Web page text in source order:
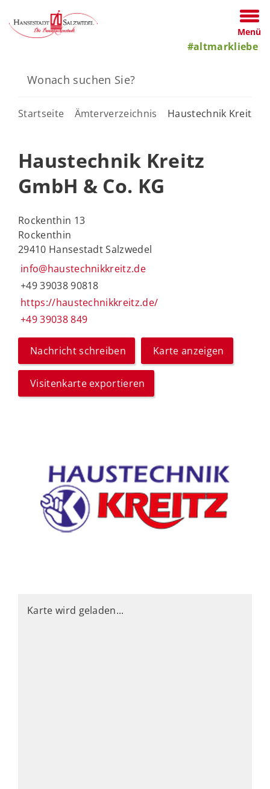
Menü
#altmarkliebe
Startseite Ämterverzeichnis Haustechnik Kreitz
Haustechnik Kreitz
GmbH & Co. KG
Rockenthin 13
Rockenthin
29410 Hansestadt Salzwedel
info@haustechnikkreitz.de
+49 39038 90818
https://haustechnikkreitz.de/
+49 39038 849
Nachricht schreiben Karte anzeigen
Visitenkarte exportieren
Karte wird geladen...